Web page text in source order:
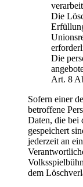
Die
Die
Art. 8
Sofern einer
betroffene
Daten, die bei
gespeichert
jederzeit an
dem